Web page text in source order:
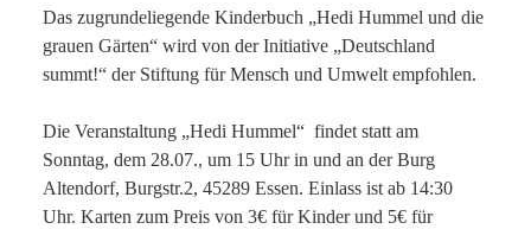
Das zugrundeliegende Kinderbuch „Hedi Hummel und die
grauen Gärten“ wird von der Initiative „Deutschland
summt!“ der Stiftung für Mensch und Umwelt empfohlen.
Die Veranstaltung „Hedi Hummel“ findet statt am
Sonntag, dem 28.07., um 15 Uhr in und an der Burg
Altendorf, Burgstr.2, 45289 Essen. Einlass ist ab 14:30
Uhr. Karten zum Preis von 3€ für Kinder und 5€ für